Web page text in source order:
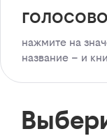
нажмите на
название – и